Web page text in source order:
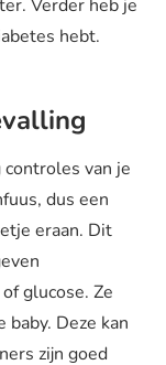
Verder heb je
hebt.
van je
dus een
eraan. Dit
glucose. Ze
Deze kan
zijn goed